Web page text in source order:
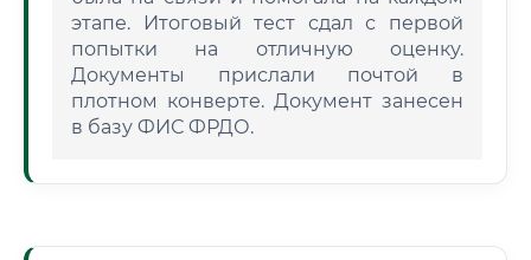
этапе. Итоговый тест сдал с первой
попытки на отличную оценку.
Документы прислали почтой в
плотном конверте. Документ занесен
в базу ФИС ФРДО.